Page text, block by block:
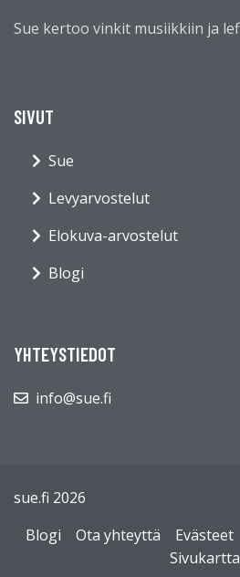
Sue kertoo vinkit musiikkiin ja
SIVUT
Sue
Levyarvostelut
Elokuva-arvostelut
Blogi
YHTEYSTIEDOT
info@sue.fi
sue.fi 2026
Blogi
Ota yhteyttä Evästeet
Sivukartta